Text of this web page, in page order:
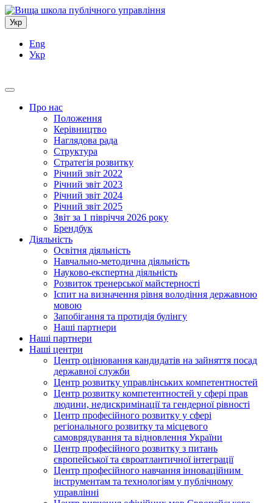
Укр
Eng
Укр
Про нас
Положення
Керівництво
Наглядова рада
Структура
Стратегія розвитку
Річний звіт 2022
Річний звіт 2023
Річний звіт 2024
Річний звіт 2025
Звіт за 1 півріччя 2026 року
Брендбук
Діяльність
Освітня діяльність
Навчально-методична діяльність
Науково-експертна діяльність
Розвиток тренерської майстерності
Іспит на визначення рівня володіння державною
мовою
Запобігання та протидія булінгу
Наші партнери
Наші партнери
Наші центри
Центр оцінювання кандидатів на зайняття посад
державної служби
Центр розвитку управлінських компетентностей
Центр розвитку компетентностей у сфері прав
людини, недискримінації та гендерної рівності
Центр професійного розвитку у сфері
регіонального розвитку та місцевого
самоврядування та відновлення України
Центр професійного розвитку з питань
європейської та євроатлантичної інтеграції
Центр професійного навчання інноваційним
інструментам та технологіям у публічному
управлінні